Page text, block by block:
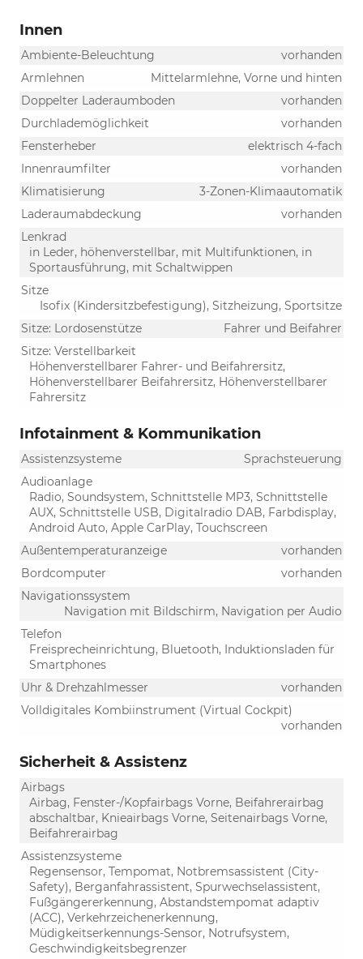
Innen
Ambiente-Beleuchtung
vorhanden
Armlehnen
Mittelarmlehne, Vorne und hinten
Doppelter Laderaumboden
vorhanden
Durchlademöglichkeit
vorhanden
Fensterheber
elektrisch 4-fach
Innenraumfilter
vorhanden
Klimatisierung
3-Zonen-Klimaautomatik
Laderaumabdeckung
vorhanden
Lenkrad
in Leder, höhenverstellbar, mit Multifunktionen, in
Sportausführung, mit Schaltwippen
Sitze
Isofix (Kindersitzbefestigung), Sitzheizung, Sportsitze
Sitze: Lordosenstütze
Fahrer und Beifahrer
Sitze: Verstellbarkeit
Höhenverstellbarer Fahrer- und Beifahrersitz,
Höhenverstellbarer Beifahrersitz, Höhenverstellbarer
Fahrersitz
Infotainment & Kommunikation
Assistenzsysteme
Sprachsteuerung
Audioanlage
Radio, Soundsystem, Schnittstelle MP3, Schnittstelle
AUX, Schnittstelle USB, Digitalradio DAB, Farbdisplay,
Android Auto, Apple CarPlay, Touchscreen
Außentemperaturanzeige
vorhanden
Bordcomputer
vorhanden
Navigationssystem
Navigation mit Bildschirm, Navigation per Audio
Telefon
Freisprecheinrichtung, Bluetooth, Induktionsladen für
Smartphones
Uhr & Drehzahlmesser
vorhanden
Volldigitales Kombiinstrument (Virtual Cockpit)
vorhanden
Sicherheit & Assistenz
Airbags
Airbag, Fenster-/Kopfairbags Vorne, Beifahrerairbag
abschaltbar, Knieairbags Vorne, Seitenairbags Vorne,
Beifahrerairbag
Assistenzsysteme
Regensensor, Tempomat, Notbremsassistent (City-
Safety), Berganfahrassistent, Spurwechselassistent,
Fußgängererkennung, Abstandstempomat adaptiv
(ACC), Verkehrzeichenerkennung,
Müdigkeitserkennungs-Sensor, Notrufsystem,
Geschwindigkeitsbegrenzer